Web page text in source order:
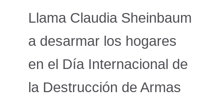
Llama Claudia Sheinbaum
a desarmar los hogares
en el Día Internacional de
la Destrucción de Armas